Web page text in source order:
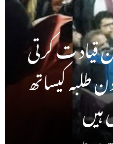
قیاد ت کرتی
طلبہ کیساتھ